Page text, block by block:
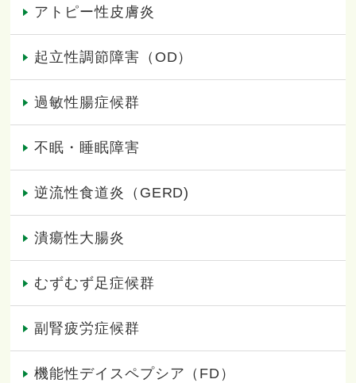
アトピー性皮膚炎
起立性調節障害（OD）
過敏性腸症候群
不眠・睡眠障害
逆流性食道炎（GERD)
潰瘍性大腸炎
むずむず足症候群
副腎疲労症候群
機能性デイスペプシア（FD）